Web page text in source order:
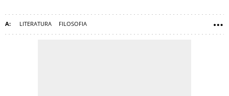
LITERATURA FILOSOFIA